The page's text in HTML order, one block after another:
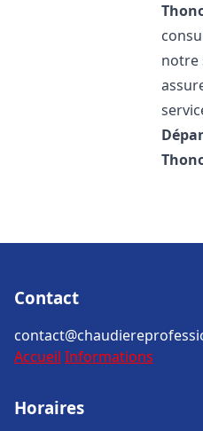
notre
Contact
Accueil Informations
Horaires